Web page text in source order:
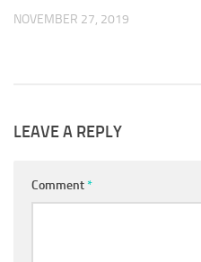
NOVEMBER 27, 2019
LEAVE A REPLY
Comment*